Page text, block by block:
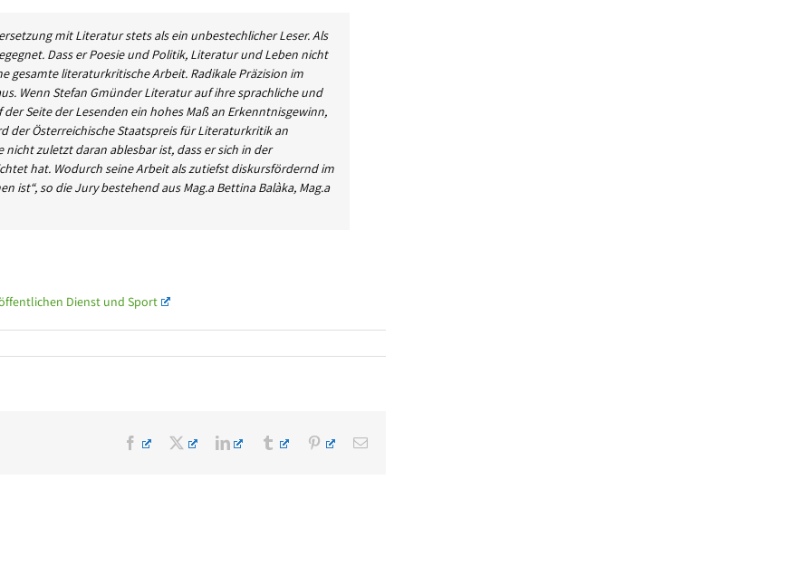
mit Literatur stets als ein unbestechlicher Leser. Als
Dass er Poesie und Politik, Literatur und Leben nicht
gesamte literaturkritische Arbeit. Radikale Präzision im
Wenn Stefan Gmünder Literatur auf ihre sprachliche und
Seite der Lesenden ein hohes Maß an Erkenntnisgewinn,
der Österreichische Staatspreis für Literaturkritik an
zuletzt daran ablesbar ist, dass er sich in der
hat. Wodurch seine Arbeit als zutiefst diskursfördernd im
ist“, so die Jury bestehend aus Mag.a Bettina Balàka, Mag.a
Dienst und Sport
Facebook
X LinkedInTumblr PinterestE-